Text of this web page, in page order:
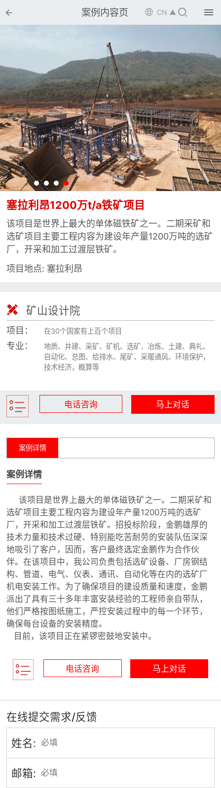
 案例内容页 CN ▲ 
塞拉利昂1200万t/a铁矿项目
该项目是世界上最大的单体磁铁矿之一。二期采矿和
选矿项目主要工程内容为建设年产量1200万吨的选矿
厂，开采和加工过渡层铁矿。
项目地点: 塞拉利昂
 矿山设计院
项目： 在30个国家有上百个项目
专业：
地质、井建、采矿、矿机、选矿、冶炼、土建、典礼、
自动化、总图、给排水、尾矿、采暖通风、环境保护，
技术经济，概算等
电话咨询 马上对话
案例详情
案例详情
该项目是世界上最大的单体磁铁矿之一。二期采矿和
选矿项目主要工程内容为建设年产量1200万吨的选矿
厂，开采和加工过渡层铁矿。招投标阶段，金鹏雄厚的
技术力量和技术过硬、特别能吃苦耐劳的安装队伍深深
地吸引了客户，因而，客户最终选定金鹏作为合作伙
伴。在该项目中，我公司负责包括选矿设备、厂房钢结
构、管道、电气、仪表、通讯、自动化等在内的选矿厂
机电安装工作。为了确保项目的建设质量和速度，金鹏
派出了具有三十多年丰富安装经验的工程师亲自带队，
他们严格按图纸施工，严控安装过程中的每一个环节，
确保每台设备的安装精度。
目前，该项目正在紧锣密鼓地安装中。
电话咨询 马上对话
在线提交需求/反馈
姓名:
邮箱:

 选矿设备
 配件耗材
 解决方案
 选矿总包
 案例中心
 服务体系

 矿山设计院
 联系我们